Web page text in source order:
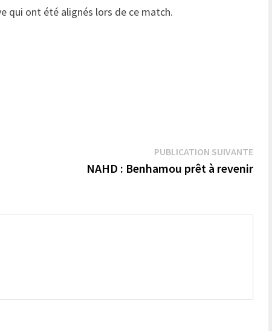
qui ont été alignés lors de ce match.
PUBLICATION SUIVANTE
NAHD : Benhamou prêt à revenir